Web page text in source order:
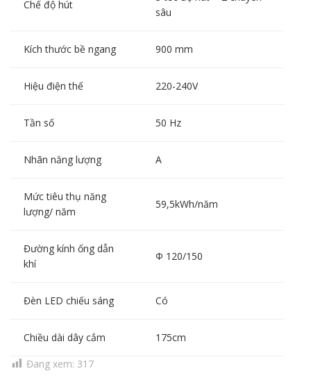
Chế độ hút
sâu
Kích thước bề ngang 900 mm
Hiệu điện thế 220-240V
Tần số 50 Hz
Nhãn năng lượng A
Mức tiêu thụ năng
lượng/ năm
59,5kWh/năm
Đường kính ống dẫn
khí
Φ 120/150
Đèn LED chiếu sáng Có
Chiều dài dây cắm
175cm
Đang xem: 317